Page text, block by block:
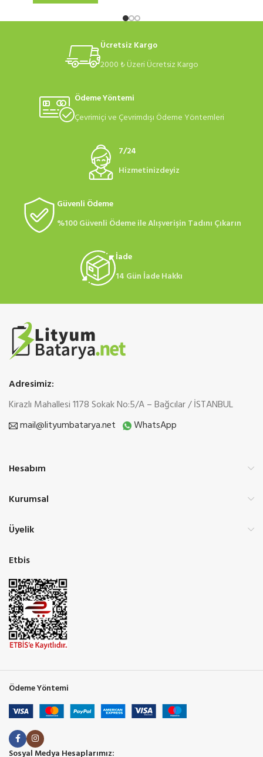
Ücretsiz Kargo
2000 ₺ Üzeri Ücretsiz Kargo
Ödeme Yöntemi
Çevrimiçi ve Çevrimdışı Ödeme Yöntemleri
7/24
Hizmetinizdeyiz
Güvenli Ödeme
%100 Güvenli Ödeme ile Alışverişin Tadını Çıkarın
İade
14 Gün İade Hakkı
Adresimiz:
Kirazlı Mahallesi 1178 Sokak No:5/A – Bağcılar / İSTANBUL
mail@lityumbatarya.net
WhatsApp
Hesabım
Kurumsal
Üyelik
Etbis
Ödeme Yöntemi
Sosyal Medya Hesaplarımız: